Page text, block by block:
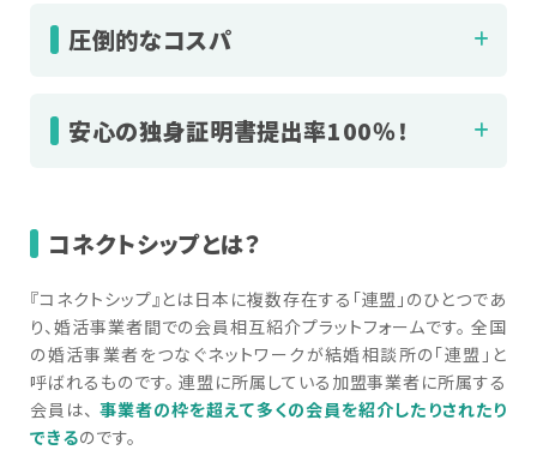
圧倒的なコスパ
安心の独身証明書提出率100％！
コネクトシップとは？
『コネクトシップ』とは日本に複数存在する「連盟」のひとつであ
り、婚活事業者間での会員相互紹介プラットフォームです。 全国
の婚活事業者をつなぐネットワークが結婚相談所の「連盟」と
呼ばれるものです。 連盟に所属している加盟事業者に所属する
会員は、 事業者の枠を超えて多くの会員を紹介したりされたり
できるのです。